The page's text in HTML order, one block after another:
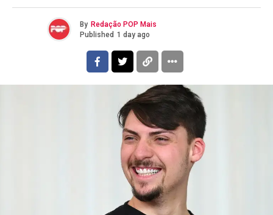
By Redação POP Mais
Published 1 day ago